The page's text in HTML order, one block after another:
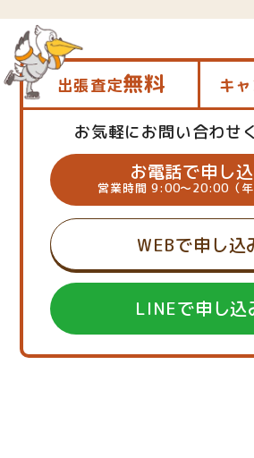
出張査定無料 キ
お気軽にお問い合わせ
お電話で申し
営業時間 9:00～20:00（年
WEBで申し込
LINEで申し込